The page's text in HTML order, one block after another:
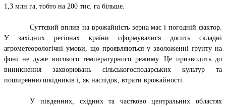
1,3 млн га, тобто на 200 тис. га більше.
Суттєвий вплив на врожайність зерна має і погодній фактор.
У західних регіонах країни сформувалися досить складні
агрометеорологічні умови, що проявляються у зволоженні ґрунту на
фоні не дуже високого температурного режиму. Це призводить до
виникнення захворювань сільськогосподарських культур та
поширенню шкідників і, як наслідок, втрати врожайності.
У південних, східних та частково центральних областях